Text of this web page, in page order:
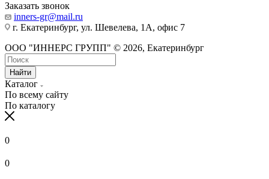
Заказать звонок
inners-gr@mail.ru
г. Екатеринбург, ул. Шевелева, 1А, офис 7
ООО "ИННЕРС ГРУПП" © 2026, Екатеринбург
Найти
Каталог
По всему сайту
По каталогу
0
0